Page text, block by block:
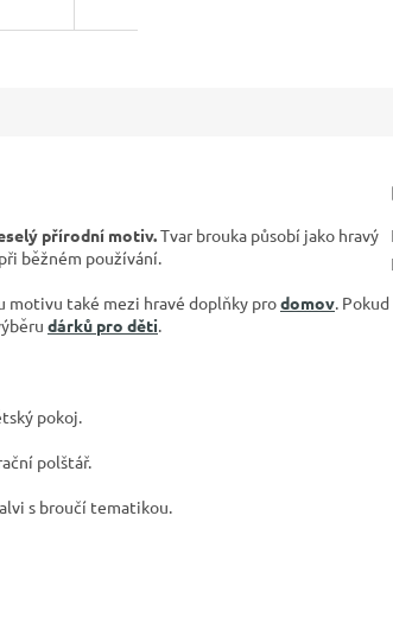
přírodní motiv.Tvar brouka působí jako hravý
běžném používání.
motivu také mezi hravé doplňky prodomov. Pokud
dárků pro děti.
pokoj.
polštář.
s broučí tematikou.